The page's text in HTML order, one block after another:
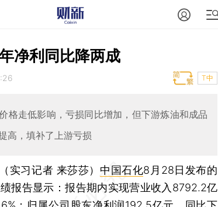
净利同比降两成
T中
格走低影响，亏损同比增加，但下游炼油和成品
高，填补了上游亏损
实习记者 来莎莎） 中国石化8月28日发布的
报告显示：报告期内实现营业收入8792.2亿